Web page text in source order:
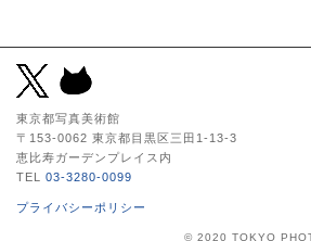
東京都写真美術館
〒153-0062 東京都目黒区三田1-13-3
恵比寿ガーデンプレイス内
TEL 03-3280-0099
プライバシーポリシー
© 2020 TOKYO